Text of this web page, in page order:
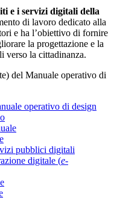
e i servizi digitali della
di lavoro dedicato alla
e ha l’obiettivo di fornire
la progettazione e la
verso la cittadinanza.
del Manuale operativo di
operativo di design
pubblici digitali
digitale (e-